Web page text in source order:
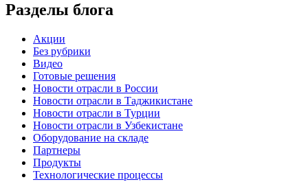
Разделы блога
Акции
Без рубрики
Видео
Готовые решения
Новости отрасли в России
Новости отрасли в Таджикистане
Новости отрасли в Турции
Новости отрасли в Узбекистане
Оборудование на складе
Партнеры
Продукты
Технологические процессы